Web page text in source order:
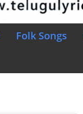
Folk Songs